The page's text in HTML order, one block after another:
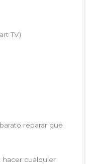
TV)
reparar que
hacer cualquier